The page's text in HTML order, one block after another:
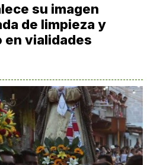
su imagen
de limpieza y
en vialidades